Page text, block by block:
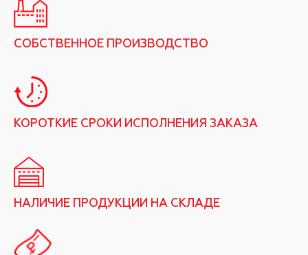
СОБСТВЕННОЕ ПРОИЗВОДСТВО
КОРОТКИЕ СРОКИ ИСПОЛНЕНИЯ ЗАКАЗА
НАЛИЧИЕ ПРОДУКЦИИ НА СКЛАДЕ